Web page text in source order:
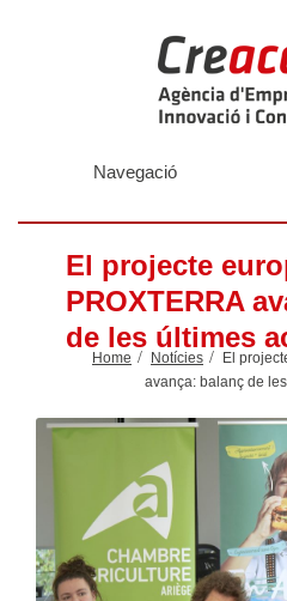
Navegació
El projecte
PROXTERRA
de les últimes
Home Notícies
El
avança: balanç de